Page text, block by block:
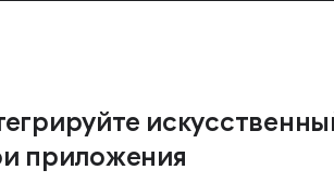
приложения